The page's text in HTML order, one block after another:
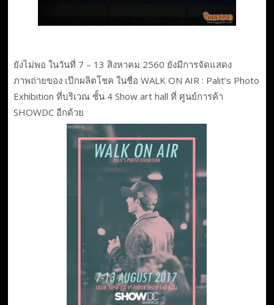
ยังไม่พอ ในวันที่ 7 – 13 สิงหาคม 2560 ยังมีการจัดแสดง
ภาพถ่ายของ เป๊กผลิตโชค ในชื่อ WALK ON AIR : Palit’s Photo
Exhibition ที่บริเวณ ชั้น 4 Show art hall ที่ ศูนย์การค้า
SHOWDC อีกด้วย